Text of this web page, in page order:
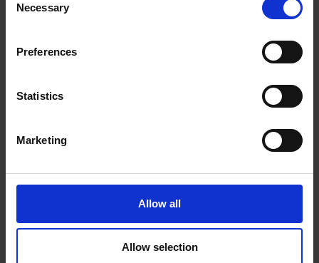
Selection
Necessary
Preferences
Statistics
Marketing
Allow all
Allow selection
Nous suivre
9:00 am - 6:30 pm
9:00 am - 6:30 pm